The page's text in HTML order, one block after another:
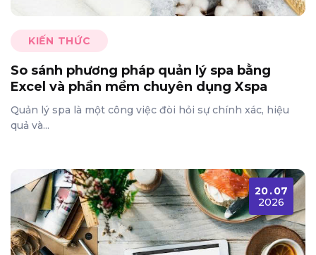
KIẾN THỨC
So sánh phương pháp quản lý spa bằng
Excel và phần mềm chuyên dụng Xspa
Quản lý spa là một công việc đòi hỏi sự chính xác, hiệu
quả và...
20.07
2026